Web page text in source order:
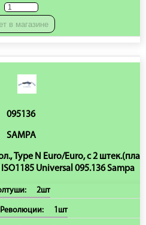
в магазине
095136
SAMPA
Type N Euro/Euro, c 2
Universal 095.136 Sampa
2шт
1шт